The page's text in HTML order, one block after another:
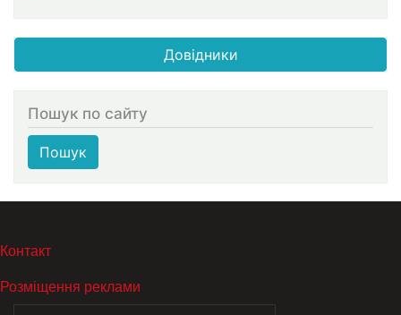
Довідники
Пошук по сайту
Пошук
МЕНЮ В ПОДВАЛЕ
Контакт
Розміщення реклами